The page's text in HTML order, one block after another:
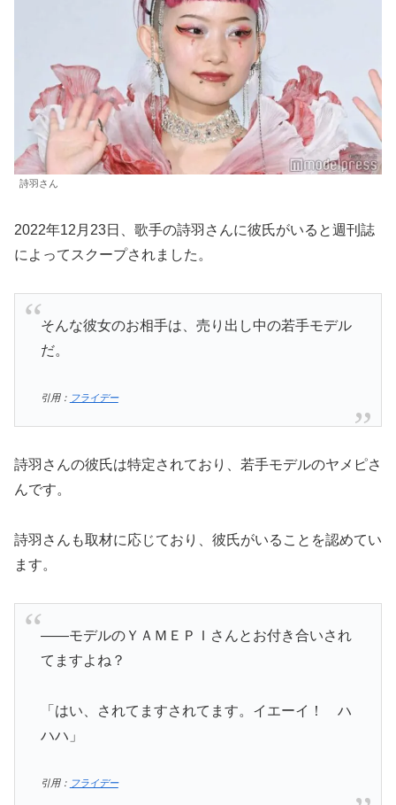
詩羽さん
2022年12月23日、歌手の詩羽さんに彼氏がいると週刊誌
によってスクープされました。
そんな彼女のお相手は、売り出し中の若手モデル
だ。
引用： フライデー
詩羽さんの彼氏は特定されており、若手モデルのヤメピさ
んです。
詩羽さんも取材に応じており、彼氏がいることを認めてい
ます。
――モデルのＹＡＭＥＰＩさんとお付き合いされ
てますよね？
「はい、されてますされてます。イエーイ！ ハ
ハハ」
引用： フライデー